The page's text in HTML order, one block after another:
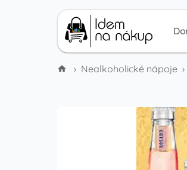
› Nealkoholické nápoje ›